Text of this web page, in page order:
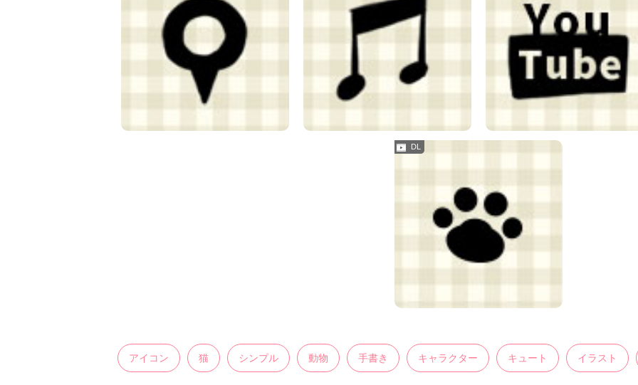
アイコン 猫 シンプル 動物 手書き キャラクター キュート イラスト